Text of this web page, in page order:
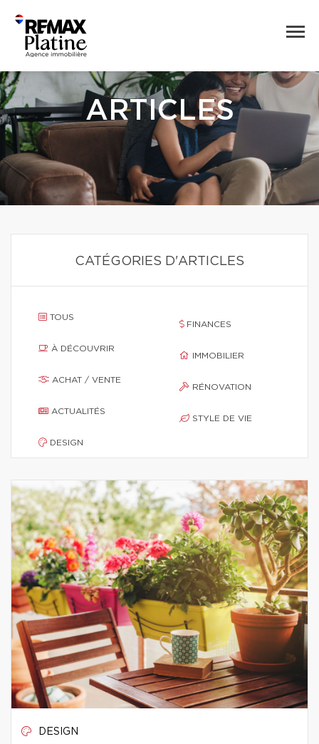
ARTICLES
CATÉGORIES D'ARTICLES
TOUS
À DÉCOUVRIR
ACHAT / VENTE
ACTUALITÉS
DESIGN
FINANCES
IMMOBILIER
RÉNOVATION
STYLE DE VIE
DESIGN